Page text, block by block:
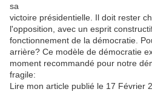
sa
victoire présidentielle. Il doit rester
l'opposition, avec un esprit
fonctionnement de la démocratie.
arrière? Ce modèle de démocratie
moment recommandé pour notre
fragile:
Lire mon article publié le 17 Février